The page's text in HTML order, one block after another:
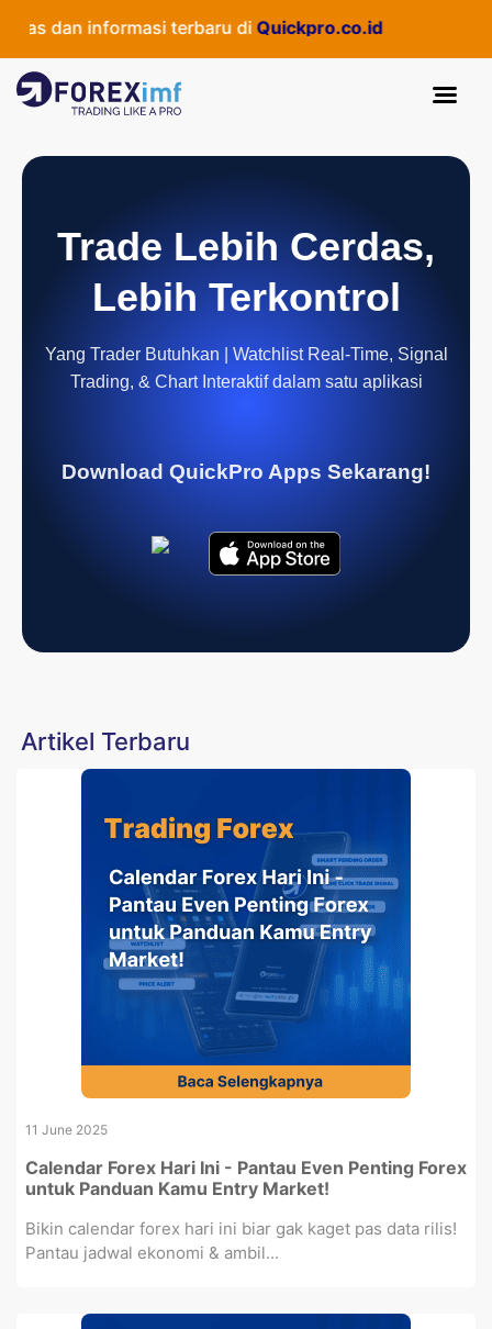
dan informasi terbaru di Quickpro.co.id
Trade Lebih Cerdas,
Lebih Terkontrol
Yang Trader Butuhkan | Watchlist Real-Time, Signal
Trading, & Chart Interaktif dalam satu aplikasi
Download QuickPro Apps Sekarang!
Artikel Terbaru
11 June 2025
Calendar Forex Hari Ini - Pantau Even Penting Forex
untuk Panduan Kamu Entry Market!
Bikin calendar forex hari ini biar gak kaget pas data rilis!
Pantau jadwal ekonomi & ambil...